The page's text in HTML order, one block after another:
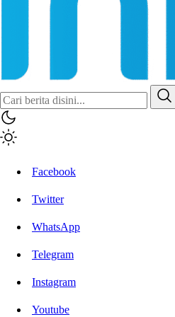
Inisiatif.co
Stay Connected Stay Informed
Facebook
Twitter
WhatsApp
Telegram
Instagram
Youtube